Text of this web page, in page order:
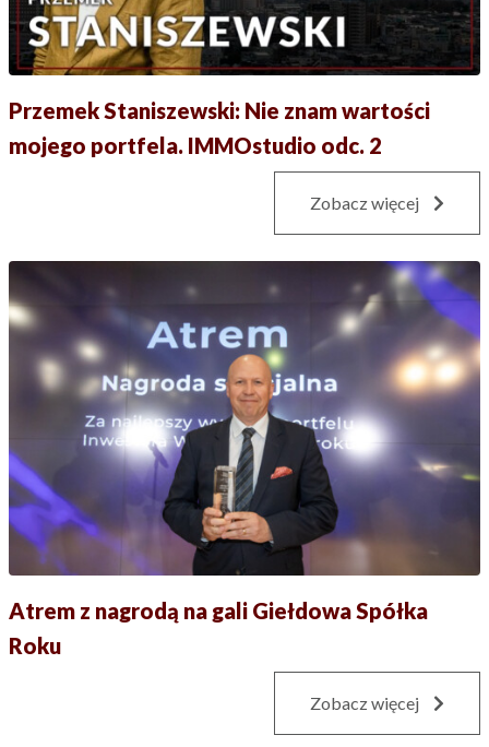
Przemek Staniszewski: Nie znam wartości
mojego portfela. IMMOstudio odc. 2
Zobacz więcej
Atrem z nagrodą na gali Giełdowa Spółka
Roku
Zobacz więcej